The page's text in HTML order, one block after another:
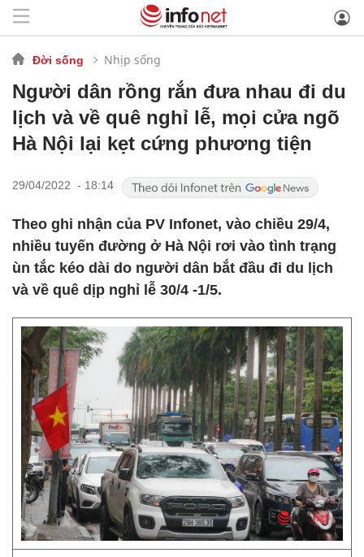
Đời sống Nhịp sống
Người dân rồng rắn đưa nhau đi du
lịch và về quê nghỉ lễ, mọi cửa ngõ
Hà Nội lại kẹt cứng phương tiện
29/04/2022 - 18:14
Theo ghi nhận của PV Infonet, vào chiều 29/4,
nhiều tuyến đường ở Hà Nội rơi vào tình trạng
ùn tắc kéo dài do người dân bắt đầu đi du lịch
và về quê dịp nghỉ lễ 30/4 -1/5.